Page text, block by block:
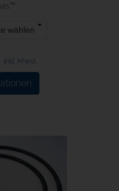
wählen
inkl. Mwst.